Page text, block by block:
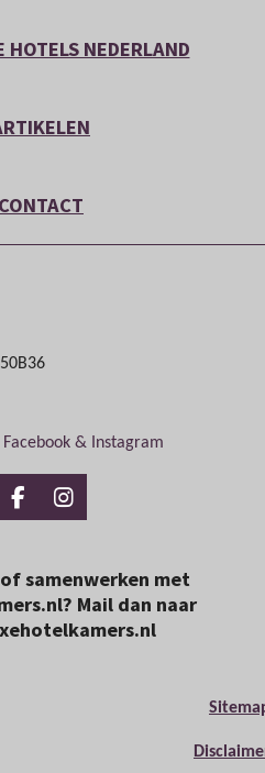
HOTELS NEDERLAND
CONTACT
Facebook & Instagram
FacebookInstagram
samenwerken met
Mail dan naar